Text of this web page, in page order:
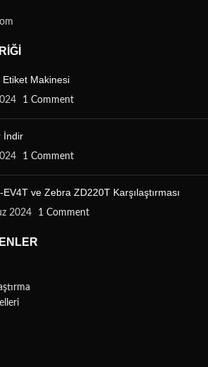
Etiket Makinesi
1 Comment
İndir
1 Comment
EV4T ve Zebra ZD220T Karşılaştırması
2024 1 Comment